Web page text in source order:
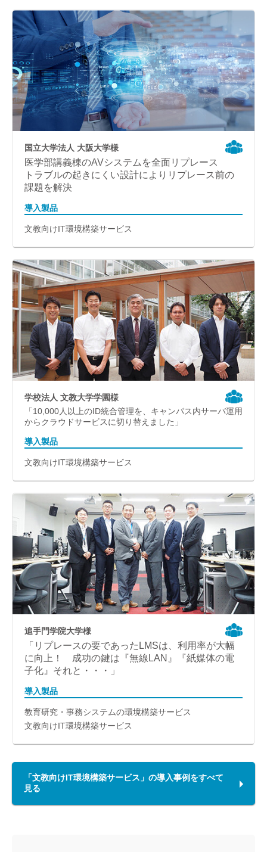
国立大学法人 大阪大学様
医学部講義棟のAVシステムを全面リプレース
トラブルの起きにくい設計によりリプレース前の
課題を解決
導入製品
文教向けIT環境構築サービス
学校法人 文教大学学園様
「10,000人以上のID統合管理を、キャンパス内サーバ運用
からクラウドサービスに切り替えました」
導入製品
文教向けIT環境構築サービス
追手門学院大学様
「リプレースの要であったLMSは、利用率が大幅
に向上！ 成功の鍵は『無線LAN』『紙媒体の電
子化』それと・・・」
導入製品
教育研究・事務システムの環境構築サービス
文教向けIT環境構築サービス
「文教向けIT環境構築サービス」の導入事例をすべて
見る